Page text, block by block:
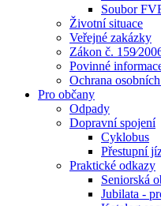
Soubor
Životní situace
Veřejné zakázky
Zákon č.
Povinné
Ochrana
Pro občany
Odpady
Dopravní spojení
Cyklobus
Přestupní
Praktické odkazy
Seniorská
Jubilata -